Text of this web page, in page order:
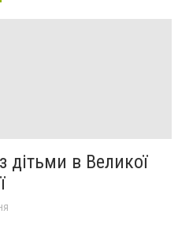
дітьми в Великої